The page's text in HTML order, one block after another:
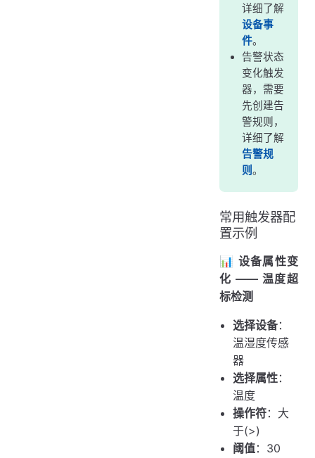
详细了解
设备事
件。
告警状态
变化触发
器，需要
先创建告
警规则，
详细了解
告警规
则。
常用触发器配
置示例
📊 设备属性变
化 —— 温度超
标检测
选择设备：
温湿度传感
器
选择属性：
温度
操作符：大
于(>)
阈值：30